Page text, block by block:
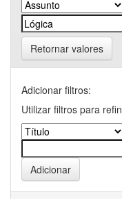
Retornar valores
Adicionar filtros:
Utilizar filtros para